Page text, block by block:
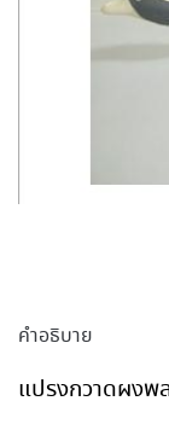
คำอธิบาย
แปรงกวาดผงพ